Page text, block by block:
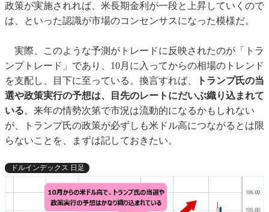
政策が実施されれば、米長期金利が一段と上昇していくので
は、といった認識が市場のコンセンサスになった模様だ。
実際、このような予測がトレードに反映されたのが「トラ
ンプトレード」であり、10月に入ってからの相場のトレンド
を支配し、目下に至っている。換言すれば、
トランプ氏の当
選や政策実行の予想は、目先のレートにだいぶ織り込まれて
いる。来年の情勢次第で市況は流動的になるかもしれない
が、トランプ氏の政策が必ずしも米ドル高につながるとは限
らないことを、まずは記しておきたい。
ドルインデックス 日足